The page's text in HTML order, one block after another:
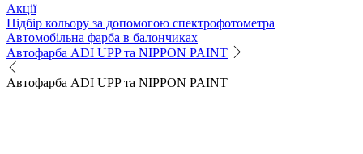
Акції
Підбір кольору за допомогою спектрофотометра
Автомобільна фарба в балончиках
Автофарба ADI UPP та NIPPON PAINT
Автофарба ADI UPP та NIPPON PAINT